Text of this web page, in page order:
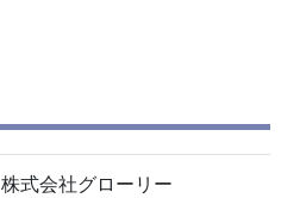
株式会社グローリー